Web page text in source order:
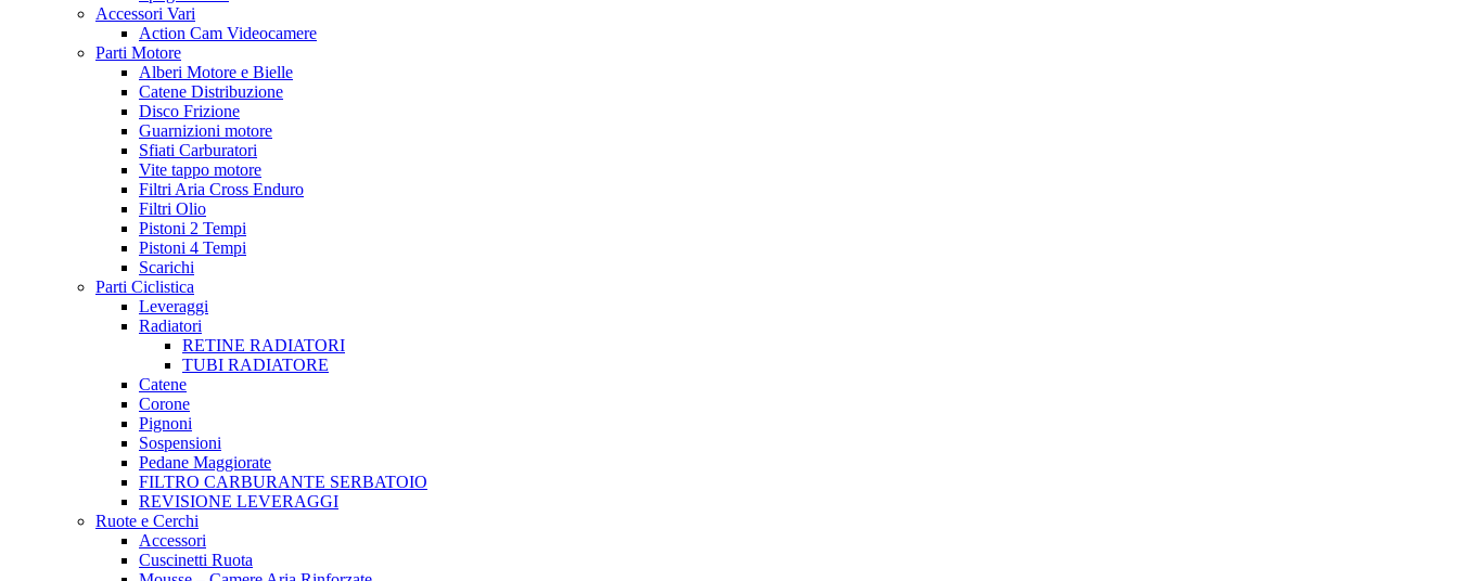
Accessori Vari
Action Cam Videocamere
Parti Motore
Alberi Motore e Bielle
Catene Distribuzione
Disco Frizione
Guarnizioni motore
Sfiati Carburatori
Vite tappo motore
Filtri Aria Cross Enduro
Filtri Olio
Pistoni 2 Tempi
Pistoni 4 Tempi
Scarichi
Parti Ciclistica
Leveraggi
Radiatori
RETINE RADIATORI
TUBI RADIATORE
Catene
Corone
Pignoni
Sospensioni
Pedane Maggiorate
FILTRO CARBURANTE SERBATOIO
REVISIONE LEVERAGGI
Ruote e Cerchi
Accessori
Cuscinetti Ruota